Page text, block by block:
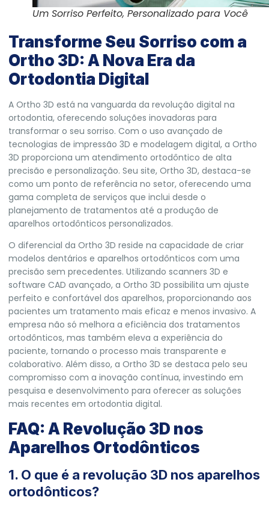
Um Sorriso Perfeito, Personalizado para Você
Transforme Seu Sorriso com a
Ortho 3D: A Nova Era da
Ortodontia Digital
A Ortho 3D está na vanguarda da revolução digital na
ortodontia, oferecendo soluções inovadoras para
transformar o seu sorriso. Com o uso avançado de
tecnologias de impressão 3D e modelagem digital, a Ortho
3D proporciona um atendimento ortodôntico de alta
precisão e personalização. Seu site, Ortho 3D, destaca-se
como um ponto de referência no setor, oferecendo uma
gama completa de serviços que inclui desde o
planejamento de tratamentos até a produção de
aparelhos ortodônticos personalizados.
O diferencial da Ortho 3D reside na capacidade de criar
modelos dentários e aparelhos ortodônticos com uma
precisão sem precedentes. Utilizando scanners 3D e
software CAD avançado, a Ortho 3D possibilita um ajuste
perfeito e confortável dos aparelhos, proporcionando aos
pacientes um tratamento mais eficaz e menos invasivo. A
empresa não só melhora a eficiência dos tratamentos
ortodônticos, mas também eleva a experiência do
paciente, tornando o processo mais transparente e
colaborativo. Além disso, a Ortho 3D se destaca pelo seu
compromisso com a inovação contínua, investindo em
pesquisa e desenvolvimento para oferecer as soluções
mais recentes em ortodontia digital.
FAQ: A Revolução 3D nos
Aparelhos Ortodônticos
1. O que é a revolução 3D nos aparelhos
ortodônticos?